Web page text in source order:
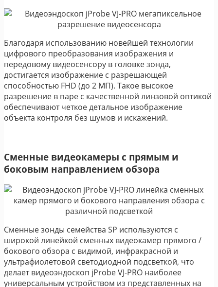
Благодаря использованию новейшей технологии
цифрового преобразования изображения и
передовому видеосенсору в головке зонда,
достигается изображение с разрешающей
способностью FHD (до 2 МП). Такое высокое
разрешение в паре с качественной линзовой оптикой
обеспечивают четкое детальное изображение
объекта контроля без шумов и искажений.
Сменные видеокамеры с прямым и
боковым направлением обзора
Сменные зонды семейства SP используются с
широкой линейкой сменных видеокамер прямого /
бокового обзора с видимой, инфракрасной и
ультрафиолетовой светодиодной подсветкой, что
делает видеоэндоскоп jProbe VJ-PRO наиболее
универсальным устройством из представленных на